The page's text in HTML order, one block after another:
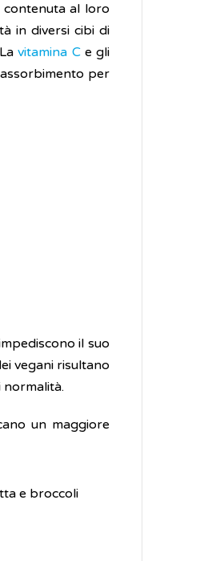
contenuta al loro
in diversi cibi di
vitamina Ce gli
per
il suo
vegani risultano
normalità.
un maggiore
e broccoli